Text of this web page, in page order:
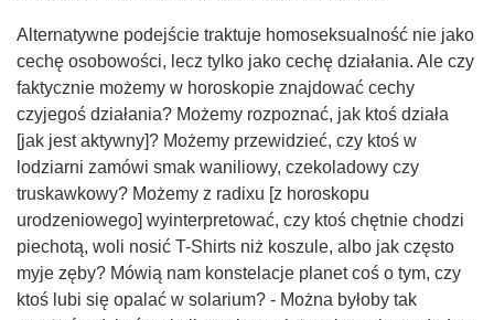
Alternatywne podejście traktuje homoseksualność nie jako
cechę osobowości, lecz tylko jako cechę działania. Ale czy
faktycznie możemy w horoskopie znajdować cechy
czyjegoś działania? Możemy rozpoznać, jak ktoś działa
[jak jest aktywny]? Możemy przewidzieć, czy ktoś w
lodziarni zamówi smak waniliowy, czekoladowy czy
truskawkowy? Możemy z radixu [z horoskopu
urodzeniowego] wyinterpretować, czy ktoś chętnie chodzi
piechotą, woli nosić T-Shirts niż koszule, albo jak często
myje zęby? Mówią nam konstelacje planet coś o tym, czy
ktoś lubi się opalać w solarium? - Można byłoby tak